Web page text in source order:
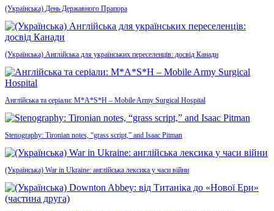
(Українська) День Державного Прапора
(Українська) Англійська для українських переселенців: досвід Канади
Англійська та серіали: M*A*S*H – Mobile Army Surgical Hospital
Stenography: Tironian notes, “grass script,” and Isaac Pitman
(Українська) War in Ukraine: англійська лексика у часи війни